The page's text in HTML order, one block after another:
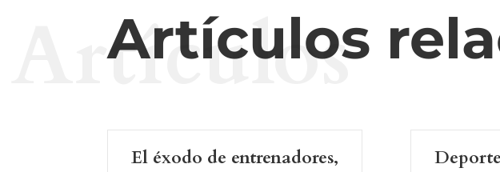
Artículos
Artículos
El éxodo de entrenadores,